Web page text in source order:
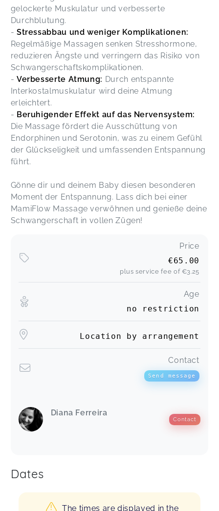
gelockerte Muskulatur und verbesserte
Durchblutung.
- Stressabbau und weniger Komplikationen:
Regelmäßige Massagen senken Stresshormone,
reduzieren Ängste und verringern das Risiko von
Schwangerschaftskomplikationen.
- Verbesserte Atmung: Durch entspannte
Interkostalmuskulatur wird deine Atmung
erleichtert.
- Beruhigender Effekt auf das Nervensystem:
Die Massage fördert die Ausschüttung von
Endorphinen und Serotonin, was zu einem Gefühl
der Glückseligkeit und umfassenden Entspannung
führt.
Gönne dir und deinem Baby diesen besonderen
Moment der Entspannung. Lass dich bei einer
MamiFlow Massage verwöhnen und genieße deine
Schwangerschaft in vollen Zügen!
Price
€65.00
plus service fee of €3.25
Age
no restriction
Location by arrangement
Contact
Send message
Diana Ferreira
Contact
Dates
The times are displayed in the